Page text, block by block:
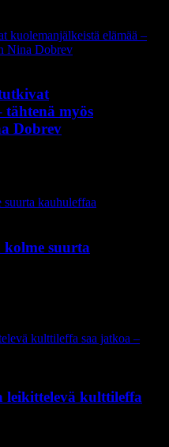
tähtenä myös
Dobrev
suurta
leikittelevä kulttileffa